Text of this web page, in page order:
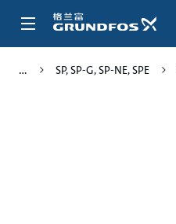
SP, SP-G, SP-NE, SPE